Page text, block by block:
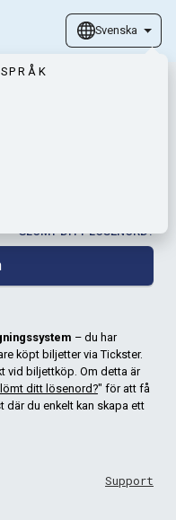
Svenska
SPRÅK
GLÖMT DITT LÖSENORD?
– du har
köpt biljetter via Tickster.
vid biljettköp. Om detta är
ditt lösenord?" för att få
du enkelt kan skapa ett
Support